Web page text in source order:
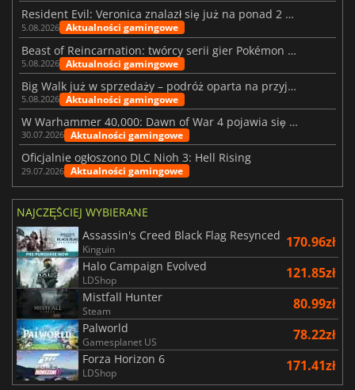
Resident Evil: Veronica znalazł się już na ponad 2 milionach list życzeń
5.08.2026 Aktualności gamingowe
Beast of Reincarnation: twórcy serii gier Pokémon wkraczają na nową ścieżkę
5.08.2026 Aktualności gamingowe
Big Walk już w sprzedaży – podróż oparta na przyjaźni
5.08.2026 Aktualności gamingowe
W Warhammer 40,000: Dawn of War 4 pojawia się frakcja Nekronów
30.07.2026 Aktualności gamingowe
Oficjalnie ogłoszono DLC Nioh 3: Hell Rising
29.07.2026 Aktualności gamingowe
NAJCZĘŚCIEJ WYBIERANE
Assassin's Creed Black Flag Resynced
Kinguin 170.96zł
Halo Campaign Evolved
LDShop 121.85zł
Mistfall Hunter
Steam 80.99zł
Palworld
Gamesplanet US 78.22zł
Forza Horizon 6
LDShop 171.41zł